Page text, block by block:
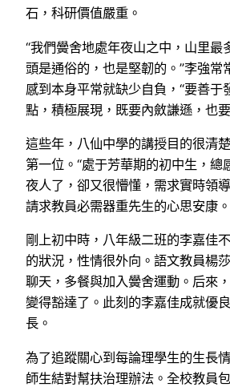
石，科研價值嚴重。
“我們黌舍地處年夜山之中，山里最
頭是通俗的，也是堅韌的。”李強常
感到本身平常就缺少自負，“要善于
點，積極展現，既要內斂謙遜，也
這些年，八仙中學的講授目的很清
第一位。“處于芳華期的初中生，總
夜人了，卻又很懵懂，需求實時領
請求教員必需器重先生的心思安康。
剛上初中時，八年級二班的李嘉佳
的狀況，性情很外向。語文教員楊
聊天，多餐與加入黌舍運動。后來
變得豁達了。此刻的李嘉佳成就優
長。
為了追蹤關心到每論理學生的生長
師生結對幫扶治理辦法。全校教員